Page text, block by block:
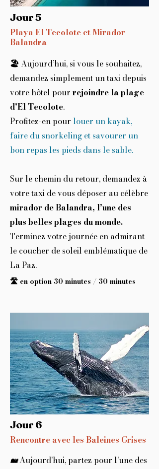
Jour 5
Playa El Tecolote et Mirador
Balandra
🏖️ Aujourd’hui, si vous le souhaitez,
demandez simplement un taxi depuis
votre hôtel pour rejoindre la plage
d’El Tecolote.
Profitez-en pour louer un kayak,
faire du snorkeling et savourer un
bon repas les pieds dans le sable.
Sur le chemin du retour, demandez à
votre taxi de vous déposer au célèbre
mirador de Balandra, l’une des
plus belles plages du monde.
Terminez votre journée en admirant
le coucher de soleil emblématique de
La Paz.
🛣️ en option 30 minutes / 30 minutes
Jour 6
Rencontre avec les Baleines Grises
🐋Aujourd’hui, partez pour l’une des